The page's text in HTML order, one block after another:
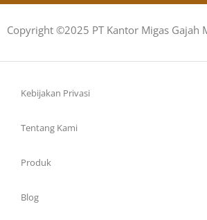
Copyright ©2025 PT Kantor Migas Gajah
Kebijakan Privasi
Tentang Kami
Produk
Blog